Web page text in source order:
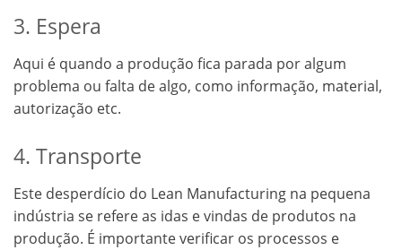
3. Espera
Aqui é quando a produção fica parada por algum
problema ou falta de algo, como informação, material,
autorização etc.
4. Transporte
Este desperdício do Lean Manufacturing na pequena
indústria se refere as idas e vindas de produtos na
produção. É importante verificar os processos e